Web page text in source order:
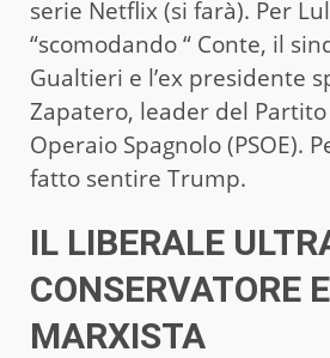
serie Netflix (si farà). Per
“scomodando “ Conte, il
Gualtieri e l’ex presidente
Zapatero, leader del Partito
Operaio Spagnolo (PSOE).
fatto sentire Trump.
IL LIBERALE
CONSERVATORE
MARXISTA